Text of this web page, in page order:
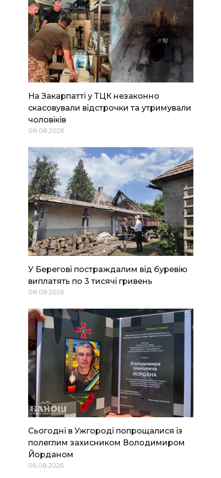
На Закарпатті у ТЦК незаконно
скасовували відстрочки та утримували
чоловіків
08.08.2026
У Берегові постраждалим від буревію
виплатять по 3 тисячі гривень
08.08.2026
Сьогодні в Ужгороді попрощалися із
полеглим захисником Володимиром
Йорданом
06.08.2026